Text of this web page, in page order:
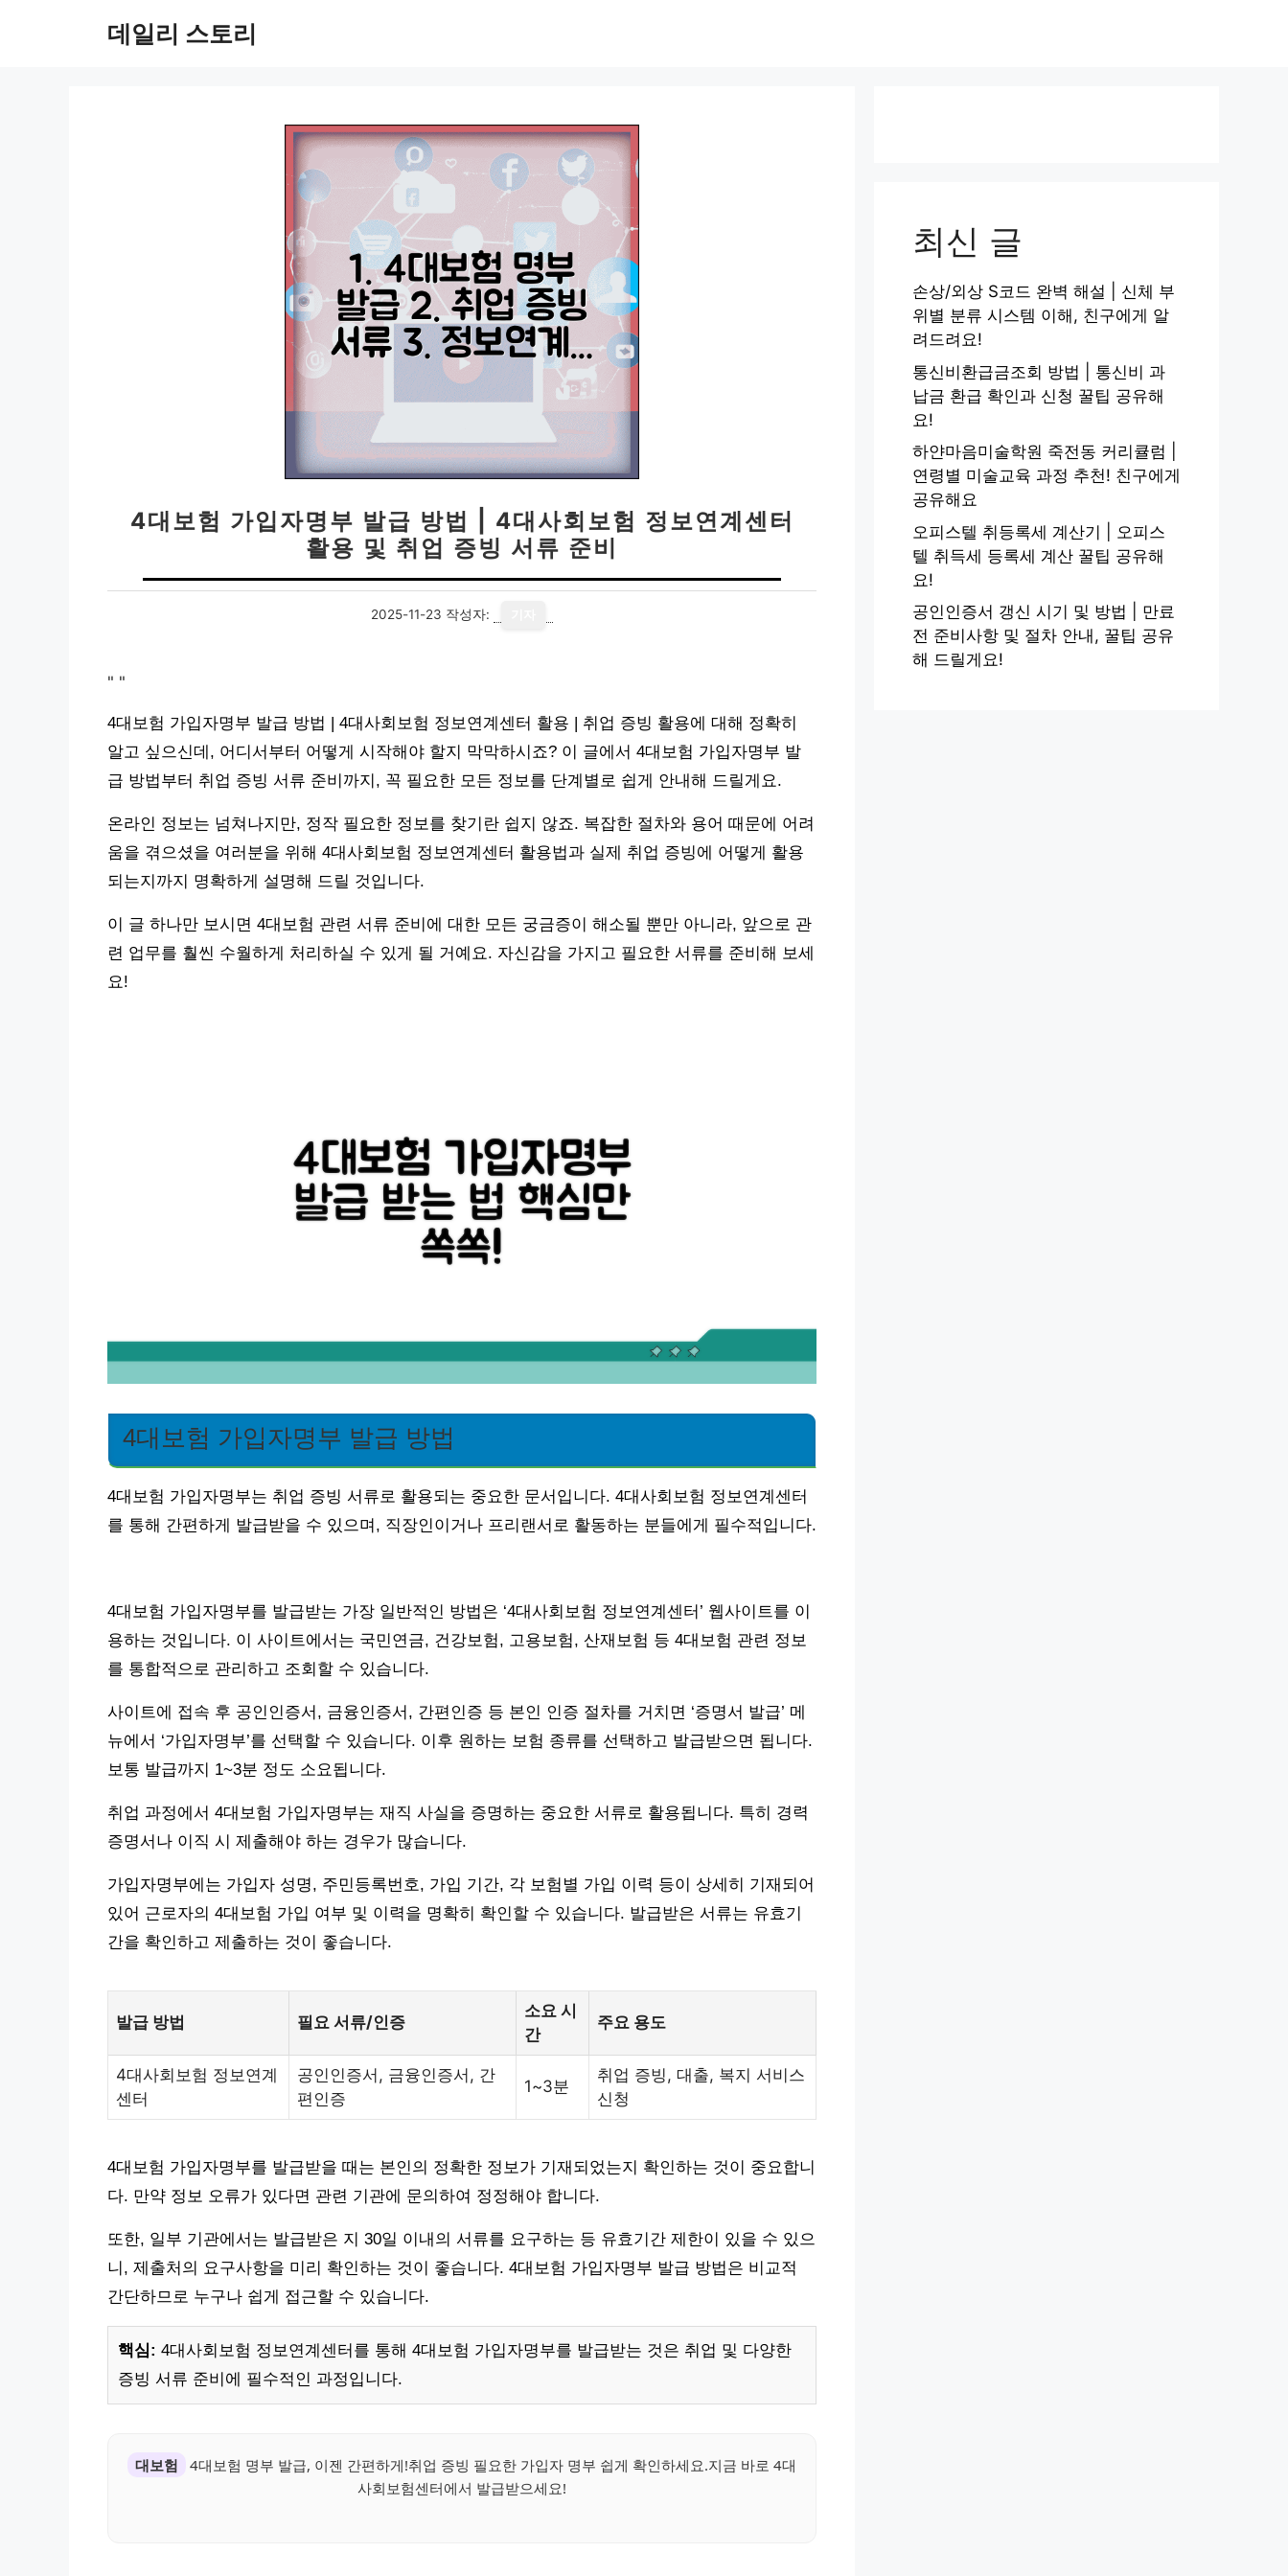
데일리 스토리
4대보험 가입자명부 발급 방법 | 4대사회보험 정보연계센터
활용 및 취업 증빙 서류 준비
2025-11-23 작성자:
" "
4대보험 가입자명부 발급 방법 | 4대사회보험 정보연계센터 활용 | 취업 증빙 활용에 대해 정확히
알고 싶으신데, 어디서부터 어떻게 시작해야 할지 막막하시죠? 이 글에서 4대보험 가입자명부 발
급 방법부터 취업 증빙 서류 준비까지, 꼭 필요한 모든 정보를 단계별로 쉽게 안내해 드릴게요.
온라인 정보는 넘쳐나지만, 정작 필요한 정보를 찾기란 쉽지 않죠. 복잡한 절차와 용어 때문에 어려
움을 겪으셨을 여러분을 위해 4대사회보험 정보연계센터 활용법과 실제 취업 증빙에 어떻게 활용
되는지까지 명확하게 설명해 드릴 것입니다.
이 글 하나만 보시면 4대보험 관련 서류 준비에 대한 모든 궁금증이 해소될 뿐만 아니라, 앞으로 관
련 업무를 훨씬 수월하게 처리하실 수 있게 될 거예요. 자신감을 가지고 필요한 서류를 준비해 보세
요!
4대보험 가입자명부 발급 방법
4대보험 가입자명부는 취업 증빙 서류로 활용되는 중요한 문서입니다. 4대사회보험 정보연계센터
를 통해 간편하게 발급받을 수 있으며, 직장인이거나 프리랜서로 활동하는 분들에게 필수적입니다.
4대보험 가입자명부를 발급받는 가장 일반적인 방법은 ‘4대사회보험 정보연계센터’ 웹사이트를 이
용하는 것입니다. 이 사이트에서는 국민연금, 건강보험, 고용보험, 산재보험 등 4대보험 관련 정보
를 통합적으로 관리하고 조회할 수 있습니다.
사이트에 접속 후 공인인증서, 금융인증서, 간편인증 등 본인 인증 절차를 거치면 ‘증명서 발급’ 메
뉴에서 ‘가입자명부’를 선택할 수 있습니다. 이후 원하는 보험 종류를 선택하고 발급받으면 됩니다.
보통 발급까지 1~3분 정도 소요됩니다.
취업 과정에서 4대보험 가입자명부는 재직 사실을 증명하는 중요한 서류로 활용됩니다. 특히 경력
증명서나 이직 시 제출해야 하는 경우가 많습니다.
가입자명부에는 가입자 성명, 주민등록번호, 가입 기간, 각 보험별 가입 이력 등이 상세히 기재되어
있어 근로자의 4대보험 가입 여부 및 이력을 명확히 확인할 수 있습니다. 발급받은 서류는 유효기
간을 확인하고 제출하는 것이 좋습니다.
발급 방법 필요 서류/인증
소요 시
간
주요 용도
4대사회보험 정보연계
센터
공인인증서, 금융인증서, 간
편인증
1~3분
취업 증빙, 대출, 복지 서비스
신청
4대보험 가입자명부를 발급받을 때는 본인의 정확한 정보가 기재되었는지 확인하는 것이 중요합니
다. 만약 정보 오류가 있다면 관련 기관에 문의하여 정정해야 합니다.
또한, 일부 기관에서는 발급받은 지 30일 이내의 서류를 요구하는 등 유효기간 제한이 있을 수 있으
니, 제출처의 요구사항을 미리 확인하는 것이 좋습니다. 4대보험 가입자명부 발급 방법은 비교적
간단하므로 누구나 쉽게 접근할 수 있습니다.
핵심: 4대사회보험 정보연계센터를 통해 4대보험 가입자명부를 발급받는 것은 취업 및 다양한
증빙 서류 준비에 필수적인 과정입니다.
대보험
4대보험 명부 발급, 이젠 간편하게!취업 증빙 필요한 가입자 명부 쉽게 확인하세요.지금 바로 4대
사회보험센터에서 발급받으세요!
최신 글
손상/외상 S코드 완벽 해설 | 신체 부
위별 분류 시스템 이해, 친구에게 알
려드려요!
통신비환급금조회 방법 | 통신비 과
납금 환급 확인과 신청 꿀팁 공유해
요!
하얀마음미술학원 죽전동 커리큘럼 |
연령별 미술교육 과정 추천! 친구에게
공유해요
오피스텔 취등록세 계산기 | 오피스
텔 취득세 등록세 계산 꿀팁 공유해
요!
공인인증서 갱신 시기 및 방법 | 만료
전 준비사항 및 절차 안내, 꿀팁 공유
해 드릴게요!